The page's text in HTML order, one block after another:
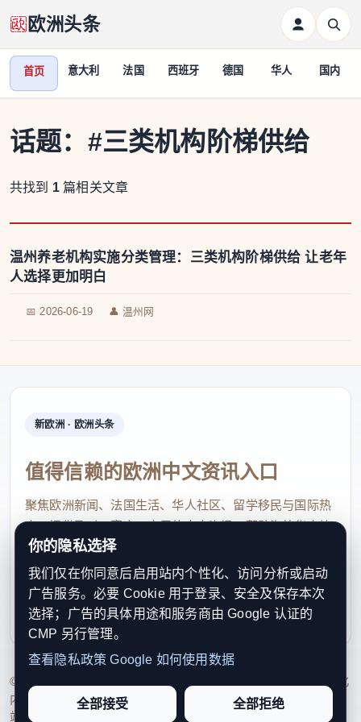
欧洲头条
首页 意大利 法国 西班牙 德国 华人 国内
话题： #三类机构阶梯供给
共找到 1 篇相关文章
温州养老机构实施分类管理：三类机构阶梯供给 让老年
人选择更加明白
📅 2026-06-19 👤 温州网
新欧洲 · 欧洲头条
值得信赖的欧洲中文资讯入口
聚焦欧洲新闻、法国生活、华人社区、留学移民与国际热
点，提供及时、真实、实用的中文资讯，帮助海外华人快
速了解欧洲动态。
contact@xinouzhou.com
服务支持、版权与合作：工作日优先处理站务、投稿与权
利通知
© 2026 新欧洲·欧洲头条. All Rights Reserved. 本网站持续优化
内容透明度、联系方式与用户权利说明，以提升品牌信任感和
站点完整度。
你的隐私选择
我们仅在你同意后启用站内个性化、访问分析或启动
广告服务。必要 Cookie 用于登录、安全及保存本次
选择；广告的具体用途和服务商由 Google 认证的
CMP 另行管理。
查看隐私政策 Google 如何使用数据
全部接受 全部拒绝